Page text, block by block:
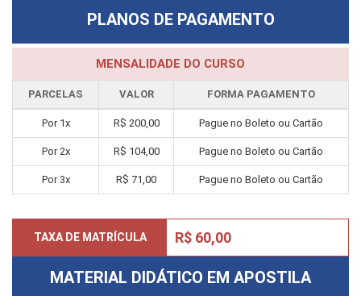
PLANOS DE PAGAMENTO
MENSALIDADE DO CURSO
PARCELAS VALOR FORMA PAGAMENTO
Por 1x R$ 200,00 Pague no Boleto ou Cartão
Por 2x R$ 104,00 Pague no Boleto ou Cartão
Por 3x R$ 71,00 Pague no Boleto ou Cartão
TAXA DE MATRÍCULA R$ 60,00
MATERIAL DIDÁTICO EM APOSTILA